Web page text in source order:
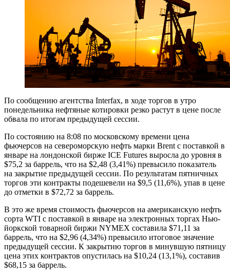
По сообщению агентства Interfax, в ходе торгов в утро
понедельника нефтяные котировки резко растут в цене после
обвала по итогам предыдущей сессии.
По состоянию на 8:08 по московскому времени цена
фьючерсов на североморскую нефть марки Brent с поставкой в
январе на лондонской бирже ICE Futures выросла до уровня в
$75,2 за баррель, что на $2,48 (3,41%) превысило показатель
на закрытие предыдущей сессии. По результатам пятничных
торгов эти контракты подешевели на $9,5 (11,6%), упав в цене
до отметки в $72,72 за баррель.
В это же время стоимость фьючерсов на американскую нефть
сорта WTI с поставкой в январе на электронных торгах Нью-
йоркской товарной биржи NYMEX составила $71,11 за
баррель, что на $2,96 (4,34%) превысило итоговое значение
предыдущей сессии. К закрытию торгов в минувшую пятницу
цена этих контрактов опустилась на $10,24 (13,1%), составив
$68,15 за баррель.